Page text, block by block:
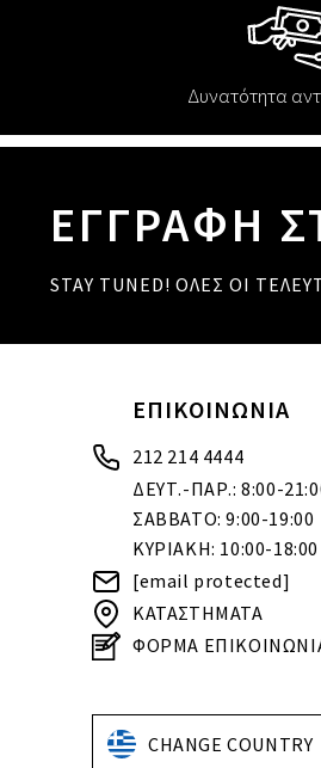
Δυνατότητα
ΕΓΓΡΑΦΗ
STAY TUNED! ΟΛΕΣ ΟΙ
ΕΠΙΚΟΙΝΩΝΙΑ
212 214 4444
ΔΕΥΤ.-ΠΑΡ.: 8:00-
ΣΑΒΒΑΤΟ: 9:00-19:00
ΚΥΡΙΑΚΗ: 10:00-18:00
[email protected]
ΚΑΤΑΣΤΗΜΑΤΑ
ΦΟΡΜΑ
CHANGE COUNTRY